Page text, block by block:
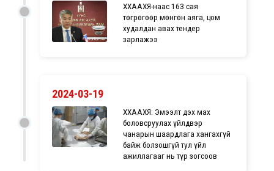
ХХААХҮЯ-наас 163 сая
төгрөгөөр мөнгөн аяга, цом
худалдан авах тендер
зарлажээ
2024-03-19
ХХААХҮЯ: Эмээлт дэх мах
боловсруулах үйлдвэр
чанарын шаардлага хангахгүй
байж болзошгүй тул үйл
ажиллагааг нь түр зогсоов